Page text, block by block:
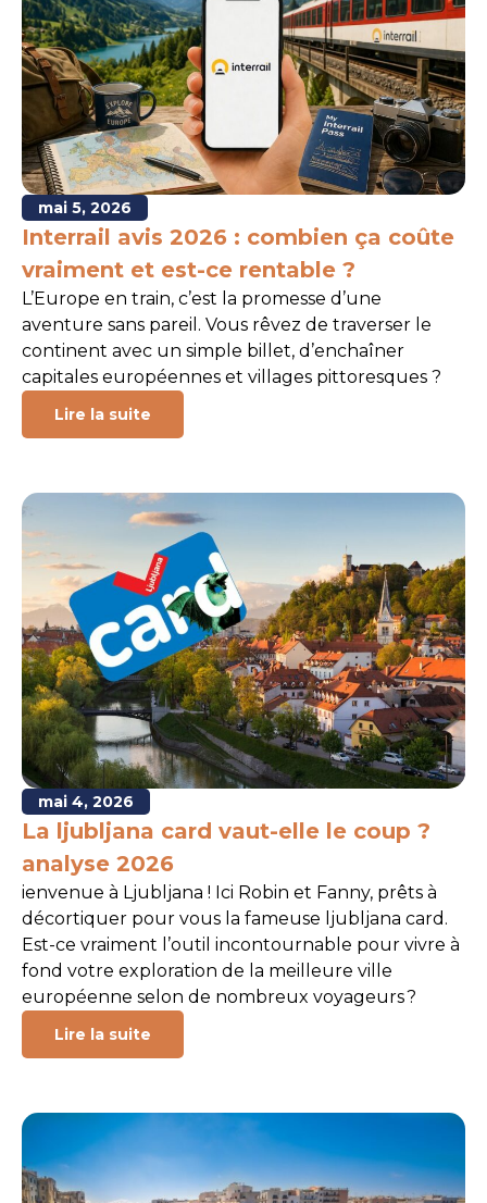
mai 5, 2026
Interrail avis 2026 : combien ça coûte
vraiment et est-ce rentable ?
L’Europe en train, c’est la promesse d’une
aventure sans pareil. Vous rêvez de traverser le
continent avec un simple billet, d’enchaîner
capitales européennes et villages pittoresques ?
Lire la suite
mai 4, 2026
La ljubljana card vaut-elle le coup ?
analyse 2026
ienvenue à Ljubljana ! Ici Robin et Fanny, prêts à
décortiquer pour vous la fameuse ljubljana card.
Est-ce vraiment l’outil incontournable pour vivre à
fond votre exploration de la meilleure ville
européenne selon de nombreux voyageurs ?
Lire la suite